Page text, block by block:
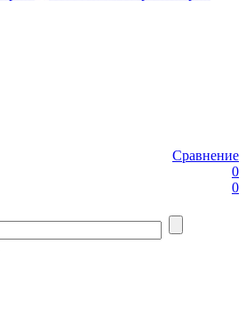
Сравнение
0
0